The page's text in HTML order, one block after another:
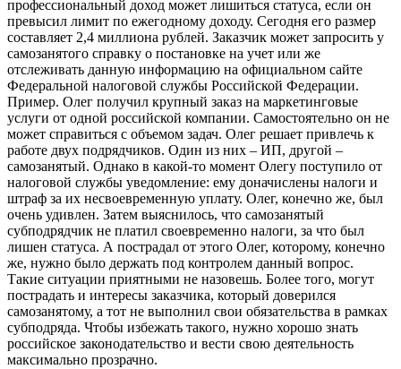
профессиональный доход может лишиться статуса, если он
превысил лимит по ежегодному доходу. Сегодня его размер
составляет 2,4 миллиона рублей. Заказчик может запросить у
самозанятого справку о постановке на учет или же
отслеживать данную информацию на официальном сайте
Федеральной налоговой службы Российской Федерации.
Пример. Олег получил крупный заказ на маркетинговые
услуги от одной российской компании. Самостоятельно он не
может справиться с объемом задач. Олег решает привлечь к
работе двух подрядчиков. Один из них – ИП, другой –
самозанятый. Однако в какой-то момент Олегу поступило от
налоговой службы уведомление: ему доначислены налоги и
штраф за их несвоевременную уплату. Олег, конечно же, был
очень удивлен. Затем выяснилось, что самозанятый
субподрядчик не платил своевременно налоги, за что был
лишен статуса. А пострадал от этого Олег, которому, конечно
же, нужно было держать под контролем данный вопрос.
Такие ситуации приятными не назовешь. Более того, могут
пострадать и интересы заказчика, который доверился
самозанятому, а тот не выполнил свои обязательства в рамках
субподряда. Чтобы избежать такого, нужно хорошо знать
российское законодательство и вести свою деятельность
максимально прозрачно.